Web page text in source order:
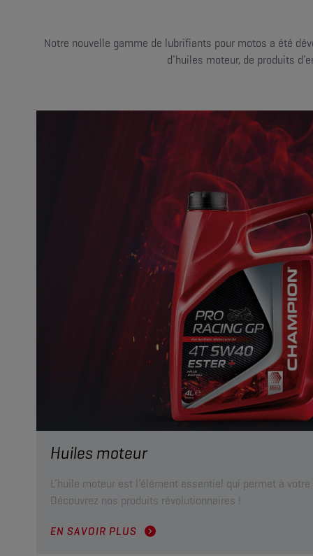
Notre nouvelle gamme de lubrifiants pour motos a été
d’huiles moteur, de produits
Huiles moteur
L’huile moteur est l’élément essentiel qui permet à
Découvrez nos produits révolutionnaires !
EN SAVOIR PLUS